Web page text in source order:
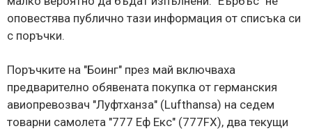
оповестява публично тази информация от списъка си
с поръчки.
Поръчките на "Боинг" през май включваха
предварително обявената покупка от германския
авиопревозвач "Луфтханза" (Lufthansa) на седем
товарни самолета "777 Еф Екс" (777FX), два текущи